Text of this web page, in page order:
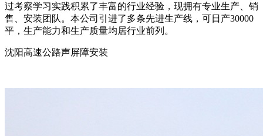
过考察学习实践积累了丰富的行业经验，现拥有专业生产、销
售、安装团队。本公司引进了多条先进生产线，可日产30000
平，生产能力和生产质量均居行业前列。
沈阳高速公路声屏障安装